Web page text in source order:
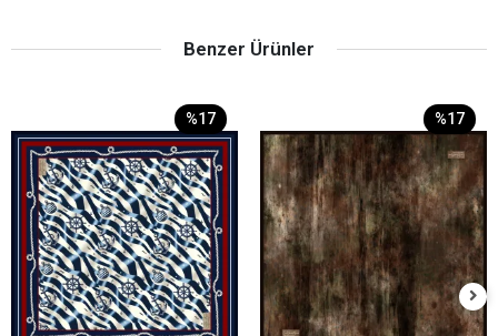
Benzer Ürünler
%17 %17